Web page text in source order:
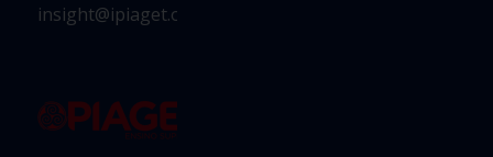
insight@ipiaget.org